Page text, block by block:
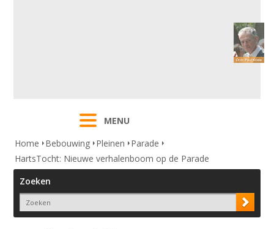
MENU
Home
Bebouwing Pleinen
Parade
HartsTocht: Nieuwe verhalenboom op de Parade
Zoeken